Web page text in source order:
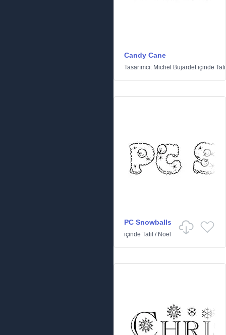
Candy Cane
Tasarımcı: Michel Bujardetiçinde
PC Snowballs
içinde Tatil / Noel